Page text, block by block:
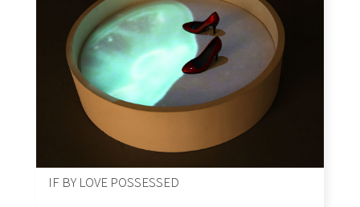
IF BY LOVE POSSESSED